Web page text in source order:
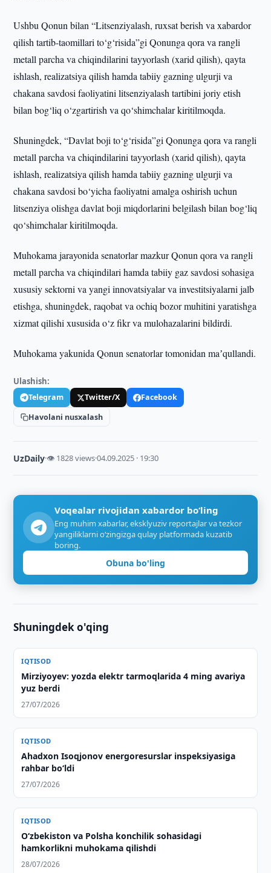
Ushbu Qonun bilan “Litsenziyalash, ruxsat berish va xabardor
qilish tartib-taomillari to‘g‘risida”gi Qonunga qora va rangli
metall parcha va chiqindilarini tayyorlash (xarid qilish), qayta
ishlash, realizatsiya qilish hamda tabiiy gazning ulgurji va
chakana savdosi faoliyatini litsenziyalash tartibini joriy etish
bilan bog‘liq o‘zgartirish va qo‘shimchalar kiritilmoqda.
Shuningdek, “Davlat boji to‘g‘risida”gi Qonunga qora va rangli
metall parcha va chiqindilarini tayyorlash (xarid qilish), qayta
ishlash, realizatsiya qilish hamda tabiiy gazning ulgurji va
chakana savdosi bo‘yicha faoliyatni amalga oshirish uchun
litsenziya olishga davlat boji miqdorlarini belgilash bilan bog‘liq
qo‘shimchalar kiritilmoqda.
Muhokama jarayonida senatorlar mazkur Qonun qora va rangli
metall parcha va chiqindilari hamda tabiiy gaz savdosi sohasiga
xususiy sektorni va yangi innovatsiyalar va investitsiyalarni jalb
etishga, shuningdek, raqobat va ochiq bozor muhitini yaratishga
xizmat qilishi xususida o‘z fikr va mulohazalarini bildirdi.
Muhokama yakunida Qonun senatorlar tomonidan maʼqullandi.
Ulashish:
Telegram Twitter/X
Facebook
Havolani nusxalash
UzDaily·👁 1828 views·04.09.2025 · 19:30
Voqealar rivojidan xabardor bo‘ling
Eng muhim xabarlar, eksklyuziv reportajlar va tezkor
yangiliklarni o‘zingizga qulay platformada kuzatib
boring.
Obuna bo'ling
Shuningdek o'qing
IQTISOD
Mirziyoyev: yozda elektr tarmoqlarida 4 ming avariya
yuz berdi
27/07/2026
IQTISOD
Ahadxon Isoqjonov energoresurslar inspeksiyasiga
rahbar bo‘ldi
27/07/2026
IQTISOD
Oʻzbekiston va Polsha konchilik sohasidagi
hamkorlikni muhokama qilishdi
28/07/2026